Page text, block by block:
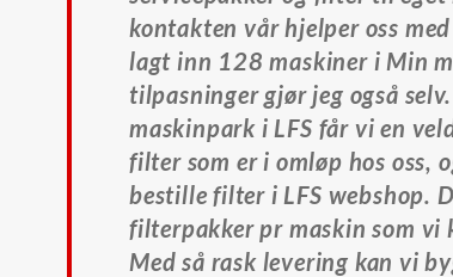
kontakten vår hjelper oss
lagt inn 128 maskiner i Min
tilpasninger gjør jeg også
maskinpark i LFS får vi en
filter som er i omløp hos oss,
bestille filter i LFS webshop.
filterpakker pr maskin som
Med så rask levering kan vi